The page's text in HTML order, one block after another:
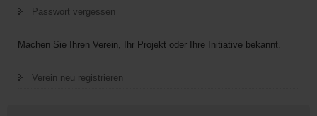
Passwort vergessen
Machen Sie Ihren Verein, Ihr Projekt oder Ihre Initiative bekannt.
Verein neu registrieren